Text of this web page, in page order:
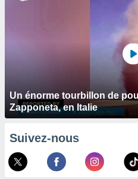
Un énorme tourbillon de
Zapponeta, en Italie
Suivez-nous